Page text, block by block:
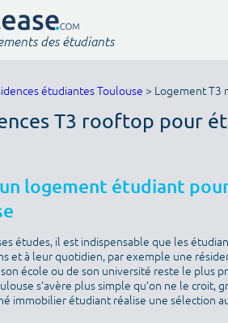
des étudiants
étudiantes Toulouse > Logement T3
T3 rooftop pour
logement étudiant
études, il est indispensable que les
et à leur quotidien, par exemple une
école ou de son université reste le plus
s’avère plus simple qu’on ne le croit,
immobilier étudiant réalise une sélection